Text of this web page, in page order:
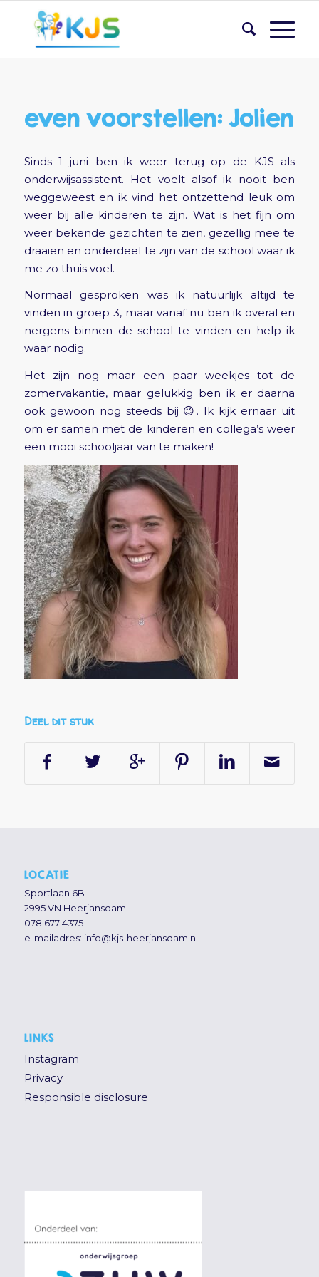
even voorstellen: Jolien
Sinds 1 juni ben ik weer terug op de KJS als
onderwijsassistent. Het voelt alsof ik nooit ben
weggeweest en ik vind het ontzettend leuk om
weer bij alle kinderen te zijn. Wat is het fijn om
weer bekende gezichten te zien, gezellig mee te
draaien en onderdeel te zijn van de school waar ik
me zo thuis voel.
Normaal gesproken was ik natuurlijk altijd te
vinden in groep 3, maar vanaf nu ben ik overal en
nergens binnen de school te vinden en help ik
waar nodig.
Het zijn nog maar een paar weekjes tot de
zomervakantie, maar gelukkig ben ik er daarna
ook gewoon nog steeds bij 😉. Ik kijk ernaar uit
om er samen met de kinderen en collega’s weer
een mooi schooljaar van te maken!
Deel dit stuk
LOCATIE
Sportlaan 6B
2995 VN Heerjansdam
078 677 4375
e-mailadres: info@kjs-heerjansdam.nl
LINKS
Instagram
Privacy
Responsible disclosure